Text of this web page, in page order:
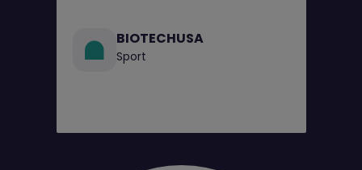
BIOTECHUSA
Sport